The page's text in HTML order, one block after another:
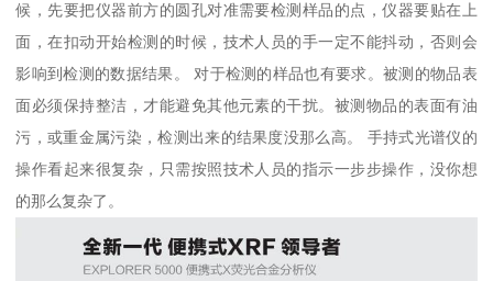
候，先要把仪器前方的圆孔对准需要检测样品的点，仪器要贴在上
面，在扣动开始检测的时候，技术人员的手一定不能抖动，否则会
影响到检测的数据结果。 对于检测的样品也有要求。被测的物品表
面必须保持整洁，才能避免其他元素的干扰。被测物品的表面有油
污，或重金属污染，检测出来的结果度没那么高。 手持式光谱仪的
操作看起来很复杂，只需按照技术人员的指示一步步操作，没你想
的那么复杂了。